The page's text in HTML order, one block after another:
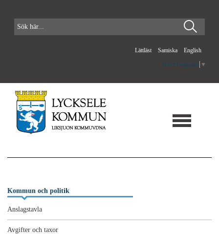
Lättläst Samiska English
Select Language ▼
Kommun och politik
Anslagstavla
Avgifter och taxor